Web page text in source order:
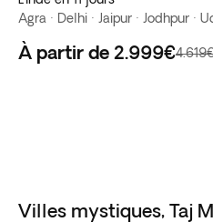
Agra · Delhi · Jaipur · Jodhpur ·
À partir de 2.999€
Villes mystiques, Taj